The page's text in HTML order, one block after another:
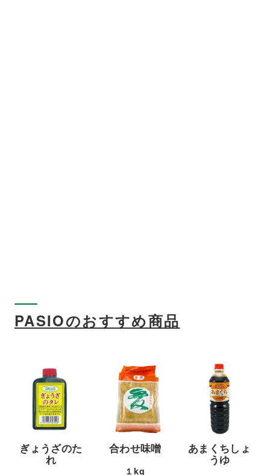
PASIOのおすすめ商品
合わせ味噌 あまくちしょ パシオ 肉餃子